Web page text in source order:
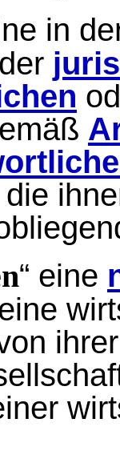
in
“ eine